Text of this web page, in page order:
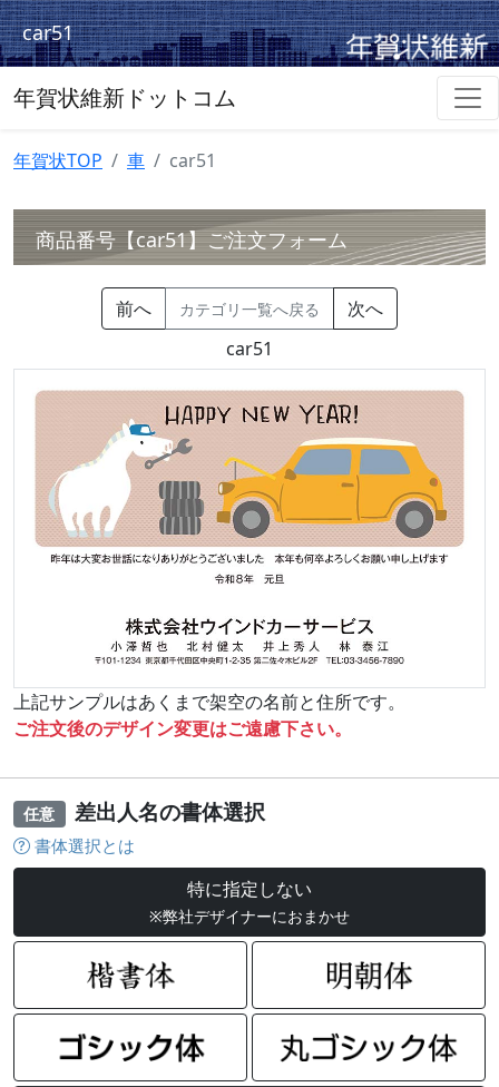
car51
年賀状維新ドットコム
年賀状TOP 車 car51
商品番号【car51】ご注文フォーム
前へ カテゴリ一覧へ戻る
次へ
car51
上記サンプルはあくまで架空の名前と住所です。
ご注文後のデザイン変更はご遠慮下さい。
任意 差出人名の書体選択
書体選択とは
特に指定しない
※弊社デザイナーにおまかせ